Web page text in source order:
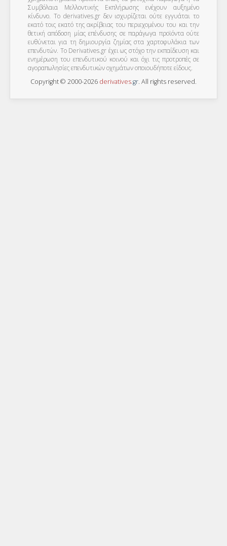
Συμβόλαια Μελλοντικής Εκπλήρωσης ενέχουν αυξημένο
κίνδυνο. Το derivatives.gr δεν ισχυρίζεται ούτε εγγυάται το
εκατό τοις εκατό της ακρίβειας του περιεχομένου του και την
θετική απόδοση μίας επένδυσης σε παράγωγα προϊόντα ούτε
ευθύνεται για τη δημιουργία ζημίας στα χαρτοφυλάκια των
επενδυτών. To Derivatives.gr έχει ως στόχο την εκπαίδευση και
ενημέρωση του επενδυτικού κοινού και όχι τις προτροπές σε
αγοραπωλησίες επενδυτικών οχημάτων οποιουδήποτε είδους.
Copyright © 2000-2026 derivatives.gr. All rights reserved.